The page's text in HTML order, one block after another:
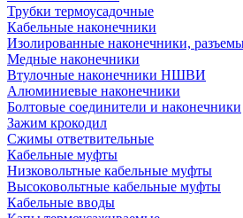
Трубки термоусадочные
Кабельные наконечники
Изолированные наконечники,
Медные наконечники
Втулочные наконечники НШВИ
Алюминиевые наконечники
Болтовые соединители и наконечники
Зажим крокодил
Сжимы ответвительные
Кабельные муфты
Низковольтные кабельные муфты
Высоковольтные кабельные муфты
Кабельные вводы